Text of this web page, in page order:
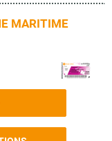
MARITIME